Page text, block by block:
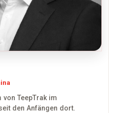
von TeepTrak im
den Anfängen dort.